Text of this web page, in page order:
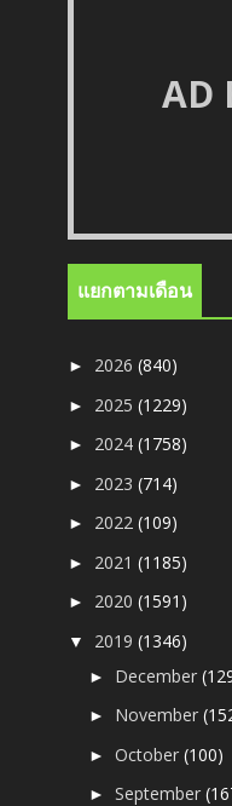
AD
แยกตามเดือน
► 2026(840)
► 2025(1229)
► 2024(1758)
► 2023(714)
► 2022(109)
► 2021(1185)
► 2020(1591)
▼ 2019(1346)
► December
► November
►October(100)
►September